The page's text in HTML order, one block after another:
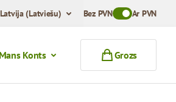
Latvija (Latviešu) Bez PVNToggle VAT
Ar PVN
Mans Konts
Grozs